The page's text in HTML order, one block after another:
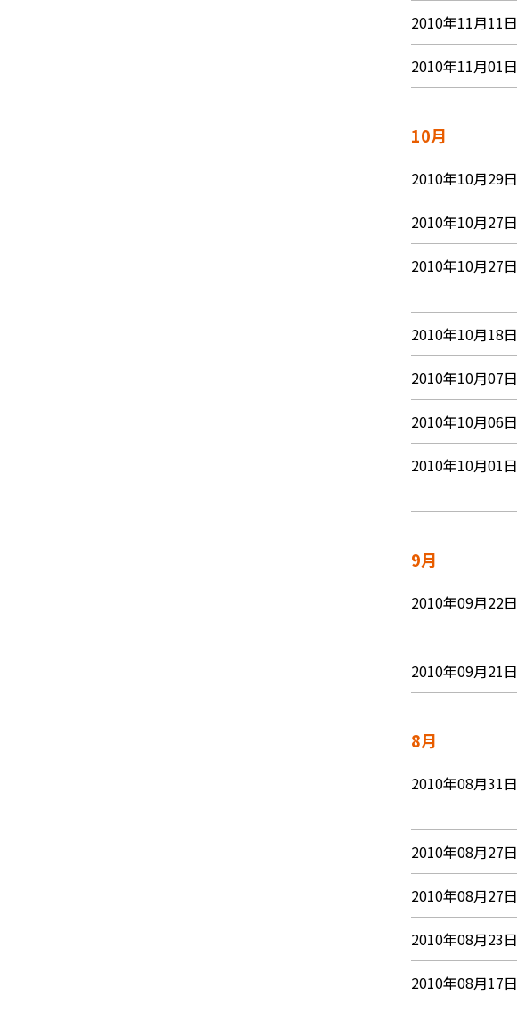
2010年11月11日
2010年11月01日
10月
2010年10月29日
2010年10月27日
2010年10月27日
2010年10月18日
2010年10月07日
2010年10月06日
2010年10月01日
9月
2010年09月22日
2010年09月21日
8月
2010年08月31日
2010年08月27日
2010年08月27日
2010年08月23日
2010年08月17日